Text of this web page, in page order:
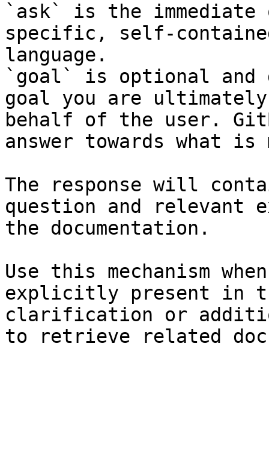
`ask` is the
specific, self-
language.
`goal` is optional and
goal you are
behalf of the user.
answer towards what
The response will
question and relevant
the documentation.
Use this mechanism
explicitly present in
clarification or